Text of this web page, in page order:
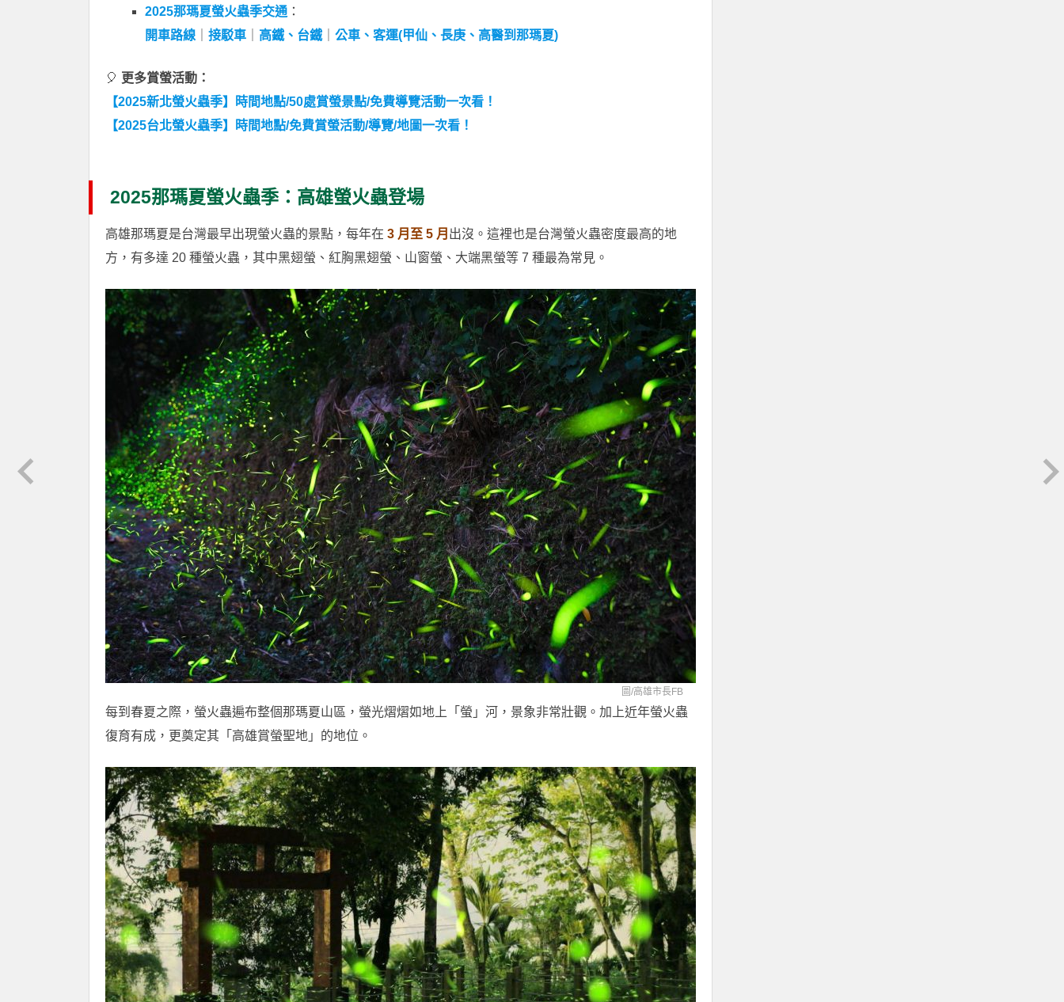
2025那瑪夏螢火蟲季交通 ：
開車路線
接駁車 高鐵、台鐵｜ 公車、客運(甲仙、長庚、高醫到那瑪夏)
🎈 更多賞螢活動：
【2025新北螢火蟲季】時間地點/50處賞螢景點/免費導覽活動一次看！
【2025台北螢火蟲季】時間地點/免費賞螢活動/導覽/地圖一次看！
2025那瑪夏螢火蟲季：高雄螢火蟲登場
高雄那瑪夏是台灣最早出現螢火蟲的景點，每年在 3 月至 5 月 出沒。這裡也是台灣螢火蟲密度最高的地
方，有多達 20 種螢火蟲，其中黑翅螢、紅胸黑翅螢、山窗螢、大端黑螢等 7 種最為常見。
圖/高雄市長FB
每到春夏之際，螢火蟲遍布整個那瑪夏山區，螢光熠熠如地上「螢」河，景象非常壯觀。加上近年螢火蟲
復育有成，更奠定其「高雄賞螢聖地」的地位。